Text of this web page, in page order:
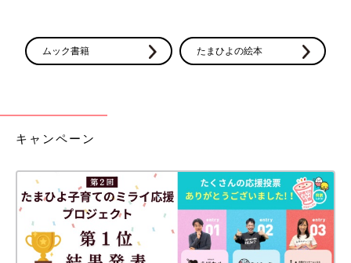
ムック書籍 たまひよの絵本
キャンペーン